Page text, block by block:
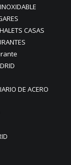
CASAS
DE ACERO